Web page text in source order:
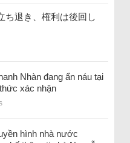
ち退き、権利は後回し
Nhàn đang ẩn náu tại
xác nhận
hình nhà nước